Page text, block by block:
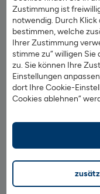
Zustimmung ist
notwendig. Durch Klick
bestimmen, welche
Ihrer Zustimmung
stimme zu“ willigen
zu. Sie können Ihre
Einstellungen
dort Ihre Cookie-
Cookies ablehnen“
vernichten, die
sie in der Regel
aufbewahren:Bei
Sie diese 3 Jahre
Tipp: Nutzen Sie
von denen Sie sich
Sie haben Belege,